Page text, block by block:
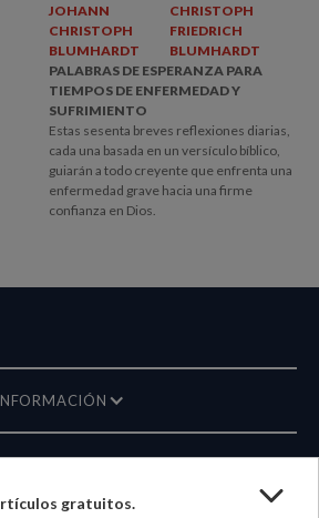
gratuitos.
JOHANN
CHRISTOPH
BLUMHARDT
CHRISTOPH
FRIEDRICH
BLUMHARDT
PALABRAS DE ESPERANZA PARA
TIEMPOS DE ENFERMEDAD Y
SUFRIMIENTO
Estas sesenta breves reflexiones diarias,
cada una basada en un versículo bíblico,
guiarán a todo creyente que enfrenta una
enfermedad grave hacia una firme
confianza en Dios.